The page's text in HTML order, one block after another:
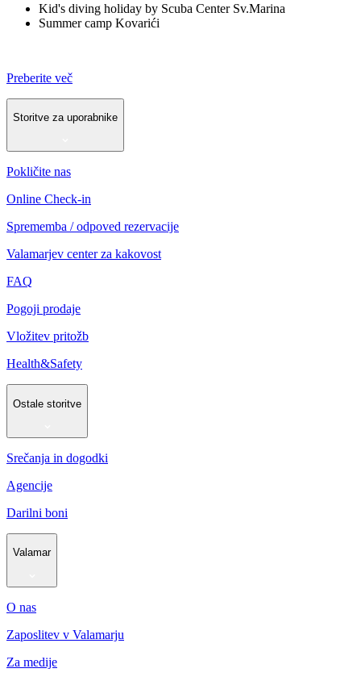
Kid's diving holiday by Scuba Center Sv.Marina
Summer camp Kovarići
Preberite več
Storitve za uporabnike
Pokličite nas
Online Check-in
Sprememba / odpoved rezervacije
Valamarjev center za kakovost
FAQ
Pogoji prodaje
Vložitev pritožb
Health&Safety
Ostale storitve
Srečanja in dogodki
Agencije
Darilni boni
Valamar
O nas
Zaposlitev v Valamarju
Za medije